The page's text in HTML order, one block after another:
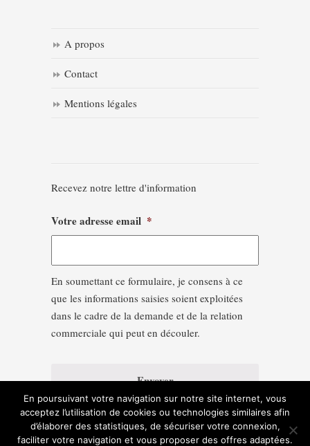
A propos
Contact
Mentions légales
Recevez notre lettre d'information
Votre adresse email *
En soumettant ce formulaire, je consens à ce
que les informations saisies soient exploitées
dans le cadre de la demande et de la relation
commerciale qui peut en découler.
En poursuivant votre navigation sur notre site internet, vous
acceptez l’utilisation de cookies ou technologies similaires afin
d’élaborer des statistiques, de sécuriser votre connexion,
faciliter votre navigation et vous proposer des offres adaptées.